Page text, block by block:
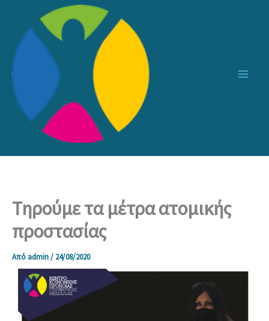
περιεχόμενο
Τηρούμε τα μέτρα ατομικής
προστασίας
Από admin/ 24/08/2020